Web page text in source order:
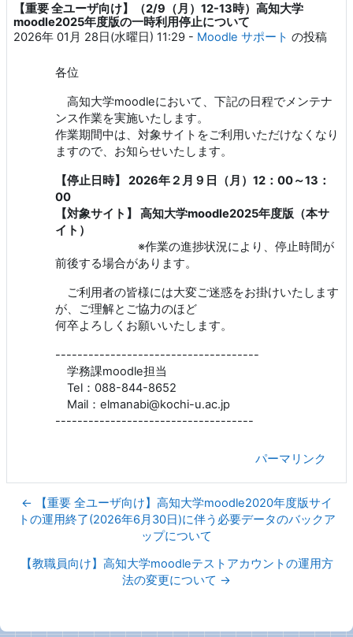
【重要 全ユーザ向け】（2/9（月）12-13時）高知大学
moodle2025年度版の一時利用停止について
2026年 01月 28日(水曜日) 11:29 - Moodle サポート の投稿
返信数: 0
各位
高知大学moodleにおいて、下記の日程でメンテナ
ンス作業を実施いたします。
作業期間中は、対象サイトをご利用いただけなくなり
ますので、お知らせいたします。
【停止日時】 2026年２月９日（月）12：00～13：
00
【対象サイト】 高知大学moodle2025年度版（本サ
イト）
※作業の進捗状況により、停止時間が
前後する場合があります。
ご利用者の皆様には大変ご迷惑をお掛けいたします
が、ご理解とご協力のほど
何卒よろしくお願いいたします。
-------------------------------------
学務課moodle担当
Tel：088-844-8652
Mail：elmanabi@kochi-u.ac.jp
------------------------------------
パーマリンク
← 【重要 全ユーザ向け】高知大学moodle2020年度版サイ
トの運用終了(2026年6月30日)に伴う必要データのバックア
ップについて
【教職員向け】高知大学moodleテストアカウントの運用方
法の変更について →